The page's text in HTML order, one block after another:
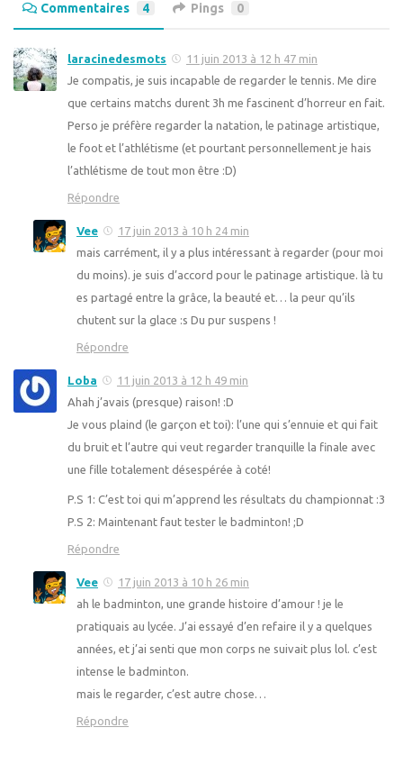
Commentaires 4 Pings 0
laracinedesmots
11 juin 2013 à 12 h 47 min
Je compatis, je suis incapable de regarder le tennis. Me dire
que certains matchs durent 3h me fascinent d’horreur en fait.
Perso je préfère regarder la natation, le patinage artistique,
le foot et l’athlétisme (et pourtant personnellement je hais
l’athlétisme de tout mon être :D)
Répondre
Vee
17 juin 2013 à 10 h 24 min
mais carrément, il y a plus intéressant à regarder (pour moi
du moins). je suis d’accord pour le patinage artistique. là tu
es partagé entre la grâce, la beauté et… la peur qu’ils
chutent sur la glace :s Du pur suspens !
Répondre
Loba
11 juin 2013 à 12 h 49 min
Ahah j’avais (presque) raison! :D
Je vous plaind (le garçon et toi): l’une qui s’ennuie et qui fait
du bruit et l’autre qui veut regarder tranquille la finale avec
une fille totalement désespérée à coté!
P.S 1: C’est toi qui m’apprend les résultats du championnat :3
P.S 2: Maintenant faut tester le badminton! ;D
Répondre
Vee
17 juin 2013 à 10 h 26 min
ah le badminton, une grande histoire d’amour ! je le
pratiquais au lycée. J’ai essayé d’en refaire il y a quelques
années, et j’ai senti que mon corps ne suivait plus lol. c’est
intense le badminton.
mais le regarder, c’est autre chose…
Répondre